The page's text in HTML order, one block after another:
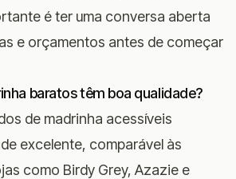
é ter uma conversa aberta
e orçamentos antes de começar
baratos têm boa qualidade?
de madrinha acessíveis
excelente, comparável às
como Birdy Grey, Azazie e